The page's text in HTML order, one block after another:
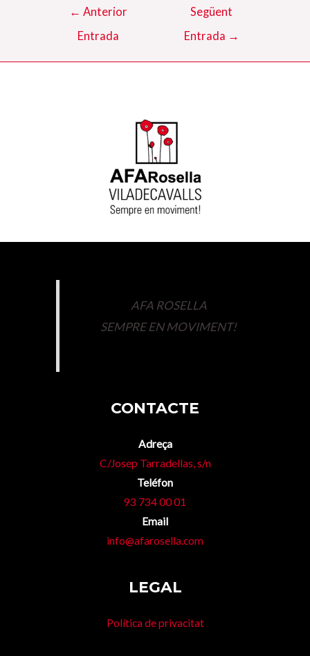
Navegació
← Anterior
Entrada
Següent
Entrada →
AFA ROSELLA
SEMPRE EN MOVIMENT!
CONTACTE
Adreça
C/Josep Tarradellas, s/n
Teléfon
93 734 00 01
Email
info@afarosella.com
LEGAL
Política de privacitat